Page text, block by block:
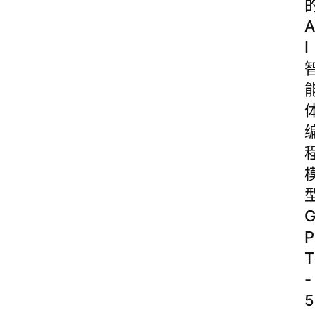
A
I
G
P
T
-
5